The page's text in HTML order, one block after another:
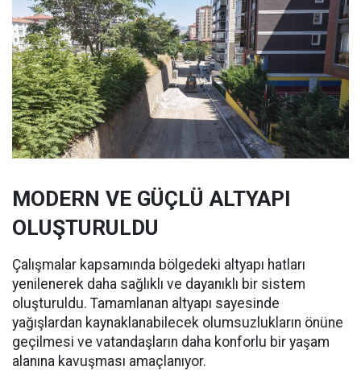
MODERN VE GÜÇLÜ ALTYAPI
OLUŞTURULDU
Çalışmalar kapsamında bölgedeki altyapı hatları
yenilenerek daha sağlıklı ve dayanıklı bir sistem
oluşturuldu. Tamamlanan altyapı sayesinde
yağışlardan kaynaklanabilecek olumsuzlukların önüne
geçilmesi ve vatandaşların daha konforlu bir yaşam
alanına kavuşması amaçlanıyor.